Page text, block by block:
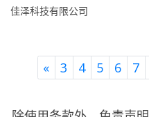
佳泽科技有限公司
«Previous
3 4 5 6 7